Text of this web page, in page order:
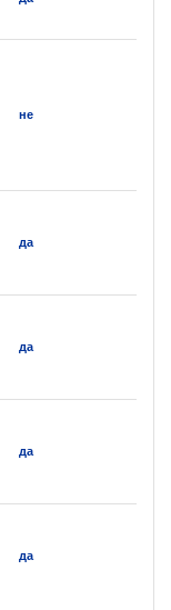
не
да
да
да
да